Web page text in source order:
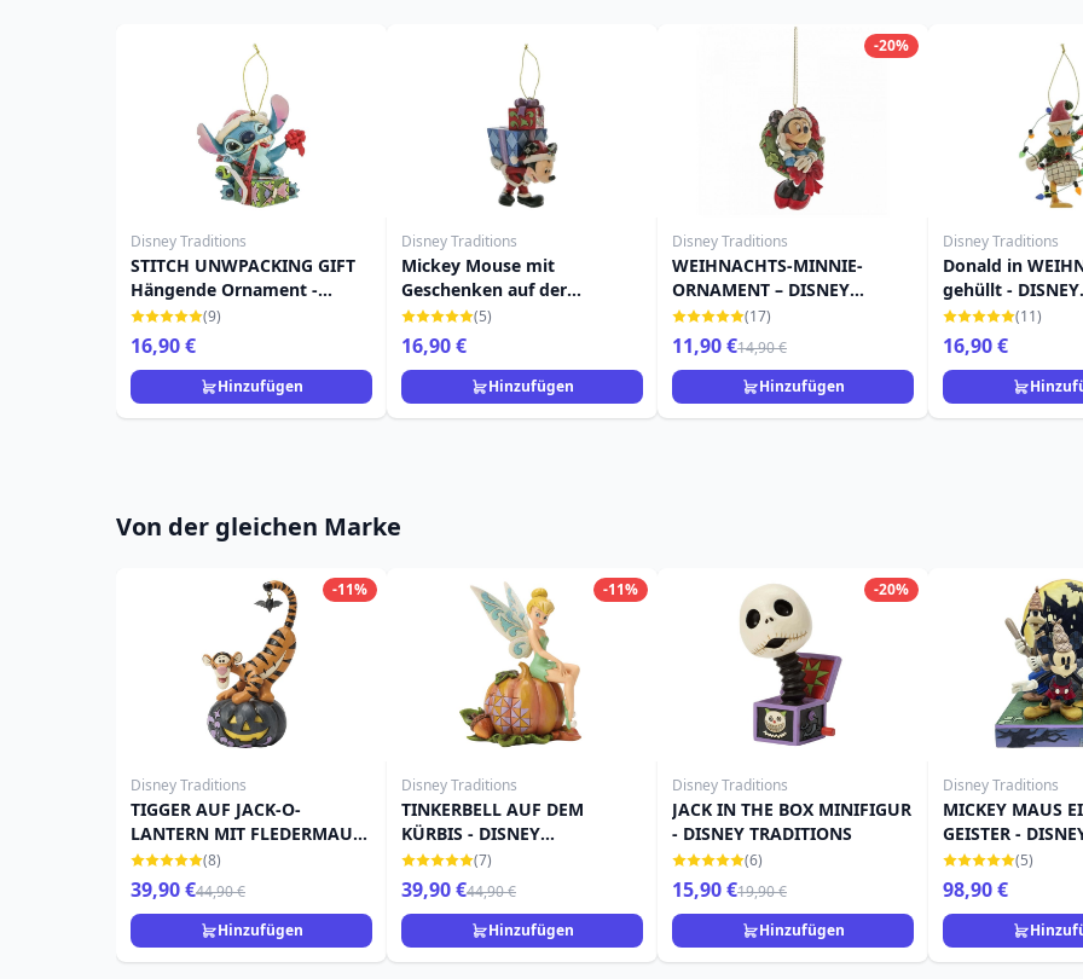
Disney Traditions
STITCH UNWPACKING GIFT
Hängende Ornament -
DISNEY TRADITIONS
(9)
16,90 €
Hinzufügen
Disney Traditions
Mickey Mouse mit
Geschenken auf der
Rückseite – Hängender
Anhänger – DISNEY
TRADITIONS
(5)
16,90 €
Hinzufügen
-20%
Disney Traditions
WEIHNACHTS-MINNIE-
ORNAMENT – DISNEY
TRADITIONS
(17)
11,90 €14,90 €
Hinzufügen
Disney Traditions
Donald in
gehüllt - DISNEY
TRADITIONS
(11)
16,90 €
Von der gleichen Marke
-11%
Disney Traditions
TIGGER AUF JACK-O-
LANTERN MIT FLEDERMAUS
- DISNEY TRADITIONS
(8)
39,90 €44,90 €
Hinzufügen
-11%
Disney Traditions
TINKERBELL AUF DEM
KÜRBIS - DISNEY
TRADITIONS
(7)
39,90 €44,90 €
Hinzufügen
-20%
Disney Traditions
JACK IN THE BOX MINIFIGUR
- DISNEY TRADITIONS
(6)
15,90 €19,90 €
Hinzufügen
Disney Traditions
MICKEY MAUS
GEISTER -
TRADITIONS
(5)
98,90 €